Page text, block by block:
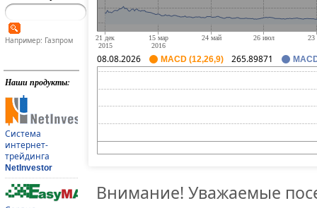
Например: Газпром
Наши продукты:
Система
интернет-
трейдинга
NetInvestor
08.08.2026 MACD (12,26,9) 265.89871
Внимание! Уважаемые